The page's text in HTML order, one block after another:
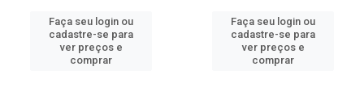
Faça seu login ou
cadastre-se para
ver preços e
comprar
Faça seu login ou
cadastre-se para
ver preços e
comprar